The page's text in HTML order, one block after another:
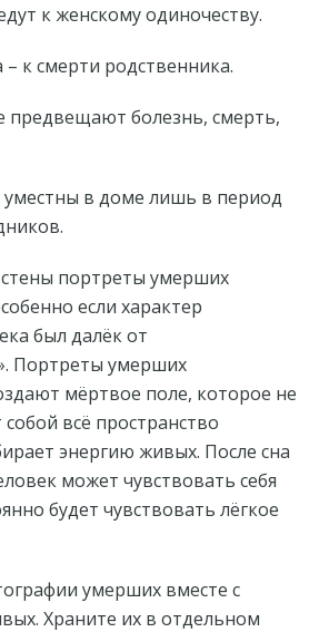
к женскому одиночеству.
к смерти родственника.
болезнь, смерть,
в доме лишь в период
портреты умерших
если характер
был далёк от
Портреты умерших
мёртвое поле, которое не
всё пространство
энергию живых. После сна
может чувствовать себя
будет чувствовать лёгкое
умерших вместе с
Храните их в отдельном